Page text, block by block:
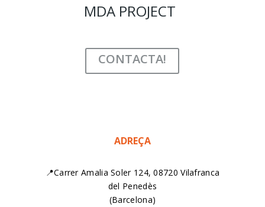
MDA PROJECT
CONTACTA!
ADREÇA
📍Carrer Amalia Soler 124, 08720 Vilafranca
del Penedès
(Barcelona)